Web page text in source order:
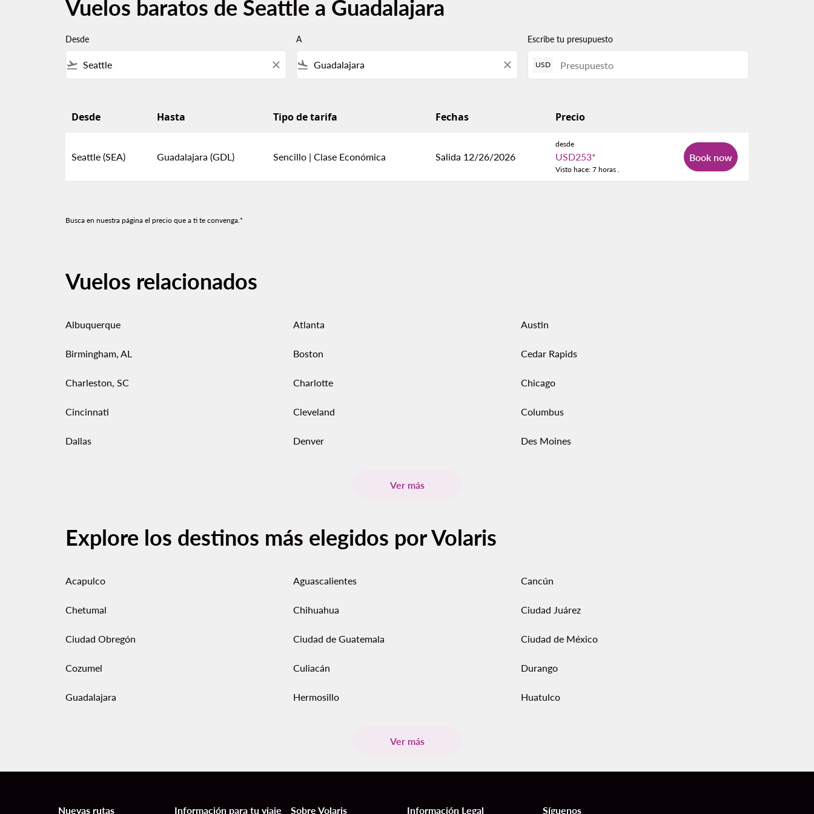
Vuelos baratos de Seattle a Guadalajara
Desde
flight_takeoff close
A
flight_land close
Escribe tu presupuesto
USD
Desde Hasta Tipo de tarifa Fechas Precio
Seattle (SEA) Guadalajara (GDL) Sencillo | Clase Económica Salida 12/26/2026
desde
USD253*
Visto hace: 7 horas .
Book now
Busca en nuestra página el precio que a ti te convenga.*
Vuelos relacionados
Albuquerque Atlanta Austin
Birmingham, AL Boston Cedar Rapids
Charleston, SC Charlotte Chicago
Cincinnati Cleveland Columbus
Dallas Denver Des Moines
Ver más
Explore los destinos más elegidos por Volaris
Acapulco Aguascalientes Cancún
Chetumal Chihuahua Ciudad Juárez
Ciudad Obregón Ciudad de Guatemala Ciudad de México
Cozumel Culiacán Durango
Guadalajara Hermosillo Huatulco
Ver más
Nuevas rutas Información para tu viaje Sobre Volaris Información Legal Síguenos